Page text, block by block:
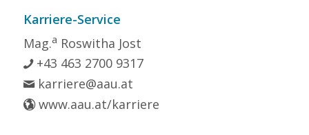
Karriere-Service
Mag.a Roswitha Jost
+43 463 2700 9317
karriere@aau.at
www.aau.at/karriere